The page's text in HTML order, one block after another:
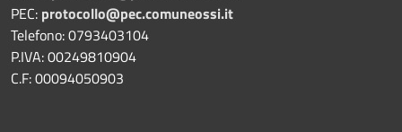
PEC: protocollo@pec.comuneossi.it
Telefono: 0793403104
P.IVA: 00249810904
C.F: 00094050903